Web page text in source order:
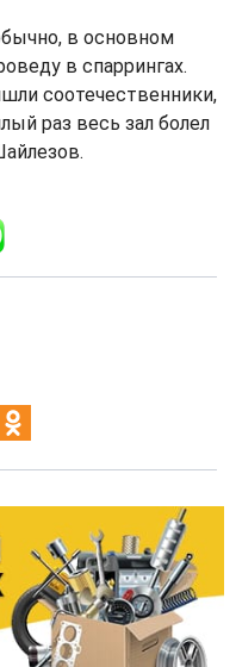
в основном
в спаррингах.
соотечественники,
раз весь зал болел